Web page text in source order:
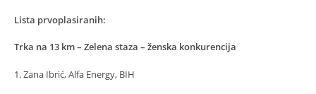
Lista prvoplasiranih:
Trka na 13 km – Zelena staza – ženska konkurencija
1. Zana Ibrić, Alfa Energy, BIH